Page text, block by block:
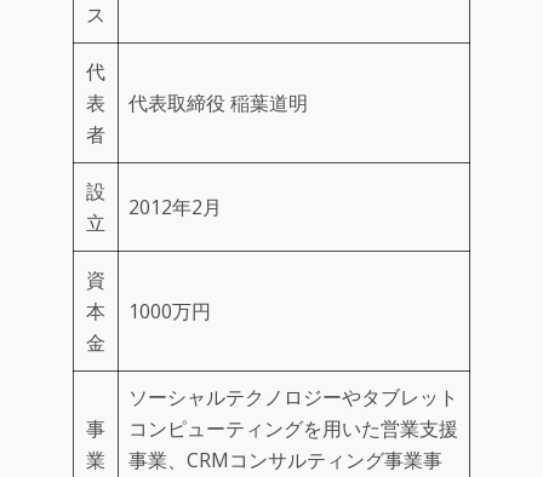
ス
代
表
者
代表取締役 稲葉道明
設
立
2012年2月
資
本
金
1000万円
事
業
ソーシャルテクノロジーやタブレット
コンピューティングを用いた営業支援
事業、CRMコンサルティング事業事